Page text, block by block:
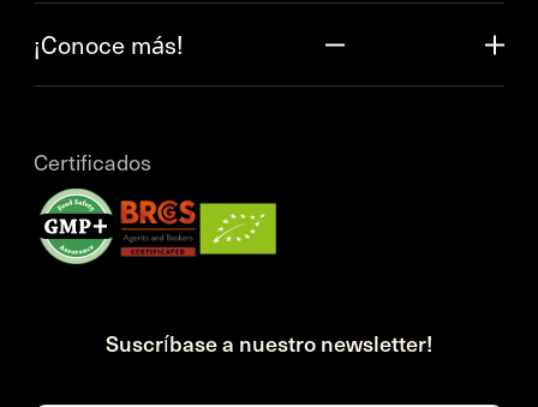
¡Conoce más!
Certificados
Suscríbase a nuestro newsletter!